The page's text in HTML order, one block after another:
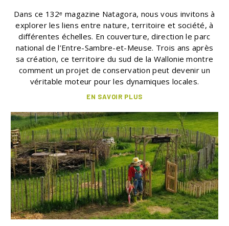
Dans ce 132ᵉ magazine Natagora, nous vous invitons à
explorer les liens entre nature, territoire et société, à
différentes échelles. En couverture, direction le parc
national de l’Entre-Sambre-et-Meuse. Trois ans après
sa création, ce territoire du sud de la Wallonie montre
comment un projet de conservation peut devenir un
véritable moteur pour les dynamiques locales.
EN SAVOIR PLUS